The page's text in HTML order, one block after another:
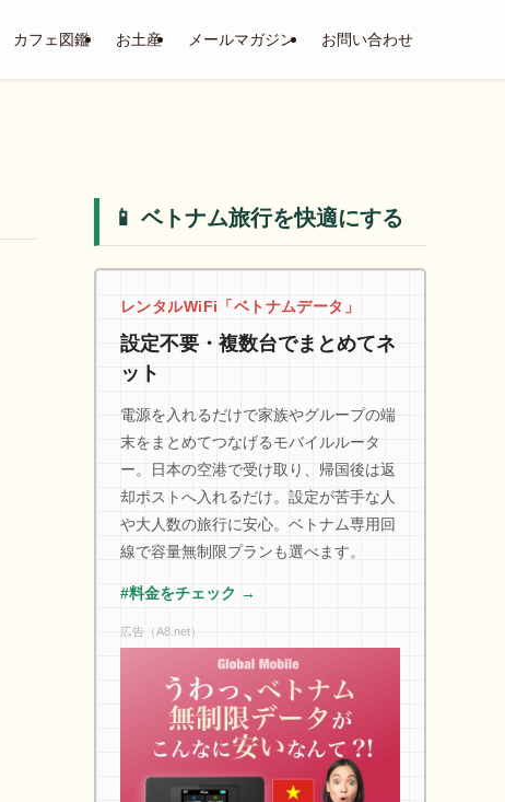
カフェ図鑑 お土産 メールマガジン お問い合わせ
📱 ベトナム旅行を快適にする
レンタルWiFi「ベトナムデータ」
設定不要・複数台でまとめてネ
ット
電源を入れるだけで家族やグループの端
末をまとめてつなげるモバイルルータ
ー。日本の空港で受け取り、帰国後は返
却ポストへ入れるだけ。設定が苦手な人
や大人数の旅行に安心。ベトナム専用回
線で容量無制限プランも選べます。
#料金をチェック →
広告（A8.net）